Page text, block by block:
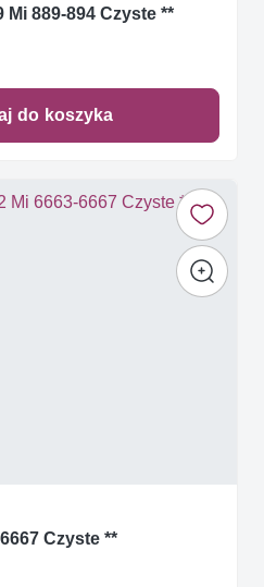
Mi 889-894 Czyste **
do koszyka
Czyste **